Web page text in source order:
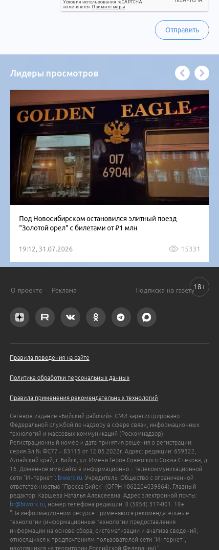
Отправить
Лидеры просмотров
Под Новосибирском остановился элитный поезд
"Золотой орел" с билетами от ₽1 млн
19:12, 31.07.2026 15331
О проекте Реклама Подписка на газету
Правила поведения на сайте
Политика обработки персональных данных
Правила применения рекомендательных технологий
Сетевое издание «Бийский рабочий». СМИ зарегистрировано
Федеральной службой по надзору в сфере связи, информационных
технологий и массовых коммуникаций (Роскомнадзор).
Регистрационный номер и дата принятия решения о регистрации:
серия Эл № ФС77 – 83115 от 12.05.2022г. Адрес: редакции: 659322,
Алтайский край, г. Бийск, ул. Имени Героя Советского Союза Спекова, д.
16. Доменное имя сайта в информационно – телекоммуникационной
сети "Интернет": biwork.ru . Учредитель: Общество с ограниченной
ответственностью "Пресса-Бийск" (ОГРН 1062204039864). Главный
редактор: Каршева Наталья Алексеевна. Адрес электронной почты:
br@biwork.ru , номер телефона редакции: 8 (3854) 317-001. 18+
"На информационном ресурсе применяются рекомендательные
технологии (информационные технологии предоставления
информации на основе сбора, систематизации и анализа сведений,
относящихся к предпочтениям пользователей сети "Интернет",
находящихся на территории Российской Федерации)".
18+